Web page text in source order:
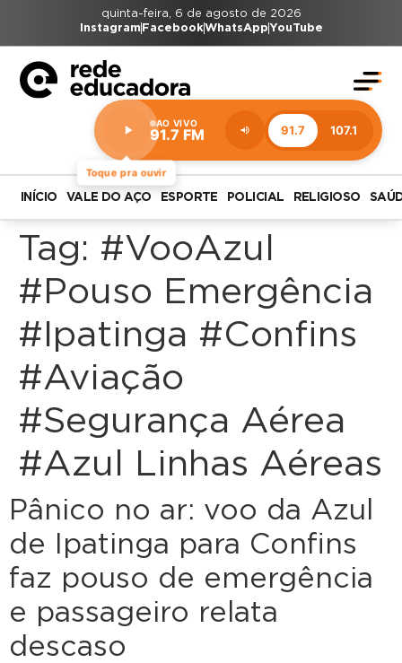
quinta-feira, 6 de agosto de 2026
Instagram FacebookWhatsAppYouTube
Toque pra ouvir
AO VIVO
91.7 FM 91.7 107.1
Estação:
91.7
FM
INÍCIO VALE DO AÇO ESPORTE POLICIAL RELIGIOSO
Tag: #VooAzul
#Pouso Emergência
#Ipatinga #Confins
#Aviação
#Segurança Aérea
#Azul Linhas Aéreas
Pânico no ar: voo da Azul
de Ipatinga para Confins
faz pouso de emergência
e passageiro relata
descaso